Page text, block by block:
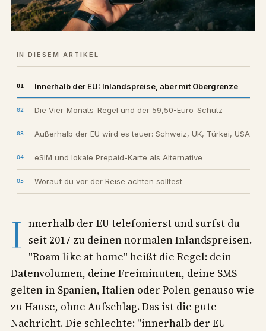
IN DIESEM ARTIKEL
Innerhalb der EU: Inlandspreise, aber mit Obergrenze
Die Vier-Monats-Regel und der 59,50-Euro-Schutz
Außerhalb der EU wird es teuer: Schweiz, UK, Türkei, USA
eSIM und lokale Prepaid-Karte als Alternative
Worauf du vor der Reise achten solltest
I nnerhalb der EU telefonierst und surfst du
seit 2017 zu deinen normalen Inlandspreisen.
"Roam like at home" heißt die Regel: dein
Datenvolumen, deine Freiminuten, deine SMS
gelten in Spanien, Italien oder Polen genauso wie
zu Hause, ohne Aufschlag. Das ist die gute
Nachricht. Die schlechte: "innerhalb der EU